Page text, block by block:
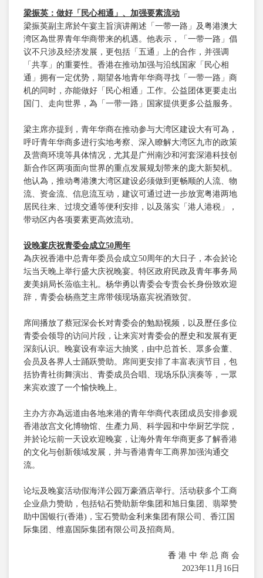
梁振英：做好「民心相通」、加强要素流动
梁振英副主席於午宴主旨演讲阐述「一带一路」及粤港澳大
湾区為世界青年华商带来的机遇。他表示，「一带一路」倡
议不只涉及经济发展，更包括「五通」上的合作，并强调
「共享」的重要性。香港在推动加强与沿线国家「民心相
通」拥有一定优势，期望各地青年华商寻找「一带一路」商
机的同时，亦能做好「民心相通」工作。公益团体更要走出
国门、走向世界，為「一带一路」国家提供更多公益服务。
梁主席亦提到，青年华商在推动参与大湾区建设大有可為，
呼吁青年华商多进行实地考察、深入瞭解大湾区九市的政策
及营商环境等具体情况，尤其是广州南沙和河套深港科技创
新合作区两项面向世界的重点发展规划带来的庞大新契机。
他认為，推动粤港澳大湾区建设必须做到更畅顺的人流、物
流、资金流、信息流互动，建议可通过进一步放宽粤港两地
居民往来、过境交通等便利安排，以及落实「港人港税」，
带动区内各项要素更高效流动。
设晚宴庆祝青委会成立50周年
為庆祝香港中总青年委员会成立50周年的大日子，本会於论
坛当天晚上举行盛大庆祝晚宴。特区政府民政及青年事务局
麦美娟局长蒞临主礼。杨华勇以青委会专责会长身份致欢迎
辞，青委会杨燕芝主席带领现场嘉宾祝酒致贺。
席间播放了蔡冠深会长对青委会的勉励视频，以及歷任多位
青委会领导的访问片段，让来宾对青委会的歷史和发展有更
深刻认识。晚宴设有幸运大抽奖，由中总首长、眾多会董、
会员及各界人士踊跃赞助。席间更安排了丰富表演节目，包
括协青社街舞演出、青委成员合唱、现场乐队演奏等，一眾
来宾欢渡了一个愉快晚上。
主办方亦為远道由各地来港的青年华商代表团成员安排参观
香港故宫文化博物馆、生產力局、科学园和中华厨艺学院，
并於论坛前一天设欢迎晚宴，让海外青年华商更多了解香港
的文化与创新领域发展，并与香港青年工商界加强沟通交
流。
论坛及晚宴活动假海洋公园万豪酒店举行。活动获多个工商
企业鼎力赞助，包括钻石赞助新华集团和旭日集团、翡翠赞
助中国银行(香港)，宝石赞助金利来集团有限公司、香江国
际集团、维嘉国际集团有限公司及招商局。
香 港 中 华 总 商 会
2023年11月16日